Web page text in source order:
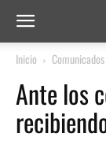
Inicio Comunicados
Ante los